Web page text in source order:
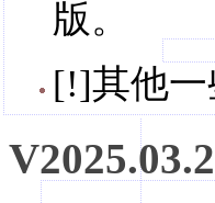
版。
[!]其他一